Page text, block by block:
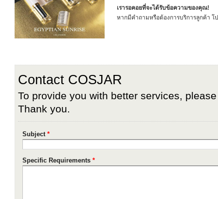
เรารอคอยที่จะได้รับข้อความของคุณ!
หากมีคำถามหรือต้องการบริการลูกค้า โ